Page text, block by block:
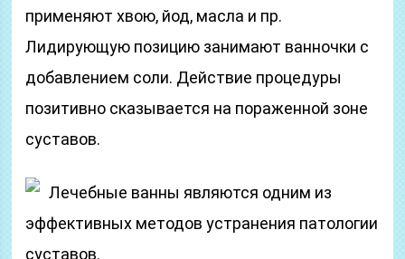
применяют хвою, йод, масла и пр.
Лидирующую позицию занимают ванночки с
добавлением соли. Действие процедуры
позитивно сказывается на пораженной зоне
суставов.
Лечебные ванны являются одним из
эффективных методов устранения патологии
суставов.